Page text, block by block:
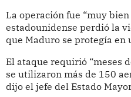
La operación fue “muy
estadounidense perdió la
que Maduro se protegía en
El ataque requirió “meses
se utilizaron más de 150
dijo el jefe del Estado